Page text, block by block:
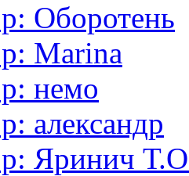
Оборотень
Marina
немo
александр
Яринич